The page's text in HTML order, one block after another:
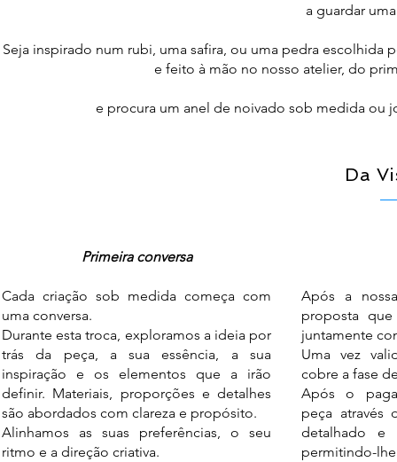
a guardar
Seja inspirado num rubi, uma safira, ou uma pedra
e feito à mão no nosso atelier, do
e procura um anel de noivado sob medida ou
Da
Primeira conversa
Cada criação sob medida começa com
uma conversa.
Durante esta troca, exploramos a ideia por
trás da peça, a sua essência, a sua
inspiração e os elementos que a irão
definir. Materiais, proporções e detalhes
são abordados com clareza e propósito.
Alinhamos as suas preferências, o seu
ritmo e a direção criativa.
Após a
proposta
juntamente
Uma vez
cobre a fase
Após o
peça através
detalhado e
permitindo-